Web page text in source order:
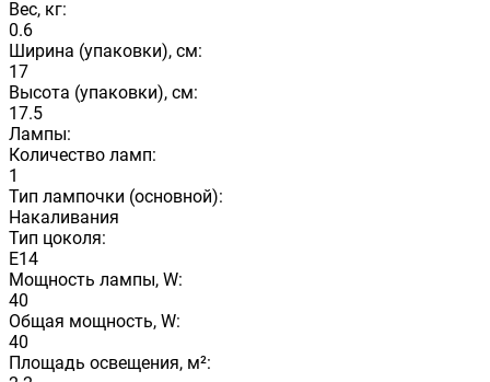
Вес, кг:
0.6
Ширина (упаковки), см:
17
Высота (упаковки), см:
17.5
Лампы:
Количество ламп:
1
Тип лампочки (основной):
Накаливания
Тип цоколя:
E14
Мощность лампы, W:
40
Общая мощность, W:
40
Площадь освещения, м²: